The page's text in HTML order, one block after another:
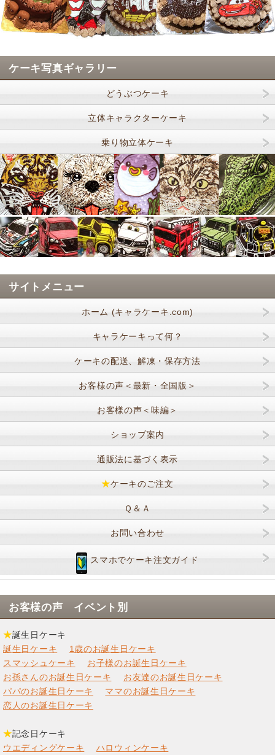
ケーキ写真ギャラリー
どうぶつケーキ
立体キャラクターケーキ
乗り物立体ケーキ
サイトメニュー
ホーム (キャラケーキ.com)
キャラケーキって何？
ケーキの配送、解凍・保存方法
お客様の声＜最新・全国版＞
お客様の声＜味編＞
ショップ案内
通販法に基づく表示
★ケーキのご注文
Ｑ＆Ａ
お問い合わせ
スマホでケーキ注文ガイド
お客様の声 イベント別
★誕生日ケーキ
誕生日ケーキ
1歳のお誕生日ケーキ
スマッシュケーキ
お子様のお誕生日ケーキ
お孫さんのお誕生日ケーキ
お友達のお誕生日ケーキ
パパのお誕生日ケーキ
ママのお誕生日ケーキ
恋人のお誕生日ケーキ
★記念日ケーキ
ウエディングケーキ
ハロウィンケーキ